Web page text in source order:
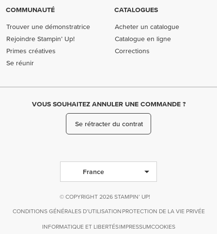
COMMUNAUTÉ
Trouver une démonstratrice
Rejoindre Stampin’ Up!
Primes créatives
Se réunir
CATALOGUES
Acheter un catalogue
Catalogue en ligne
Corrections
VOUS SOUHAITEZ ANNULER UNE COMMANDE ?
Se rétracter du contrat
France
© COPYRIGHT 2026 STAMPIN’ UP!
CONDITIONS GÉNÉRALES D’UTILISATION PROTECTION DE LA VIE PRIVÉE
INFORMATIQUE ET LIBERTÉSIMPRESSUMCOOKIES